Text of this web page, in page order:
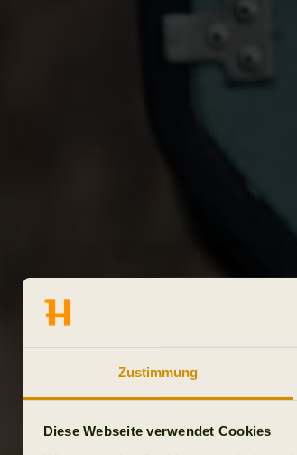
Zustimmung
Diese Webseite verwendet Cookies